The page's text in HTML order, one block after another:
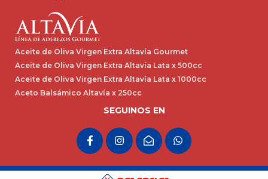
Aceite de Oliva Virgen Extra Altavía Gourmet
Aceite de Oliva Virgen Extra Altavía Lata x 500cc
Aceite de Oliva Virgen Extra Altavía Lata x 1000cc
Aceto Balsámico Altavía x 250cc
SEGUINOS EN
F
a
c
b
I
n
s
a
E
n
v
l
W
h
a
s